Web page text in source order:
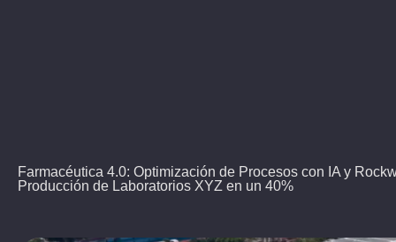
Farmacéutica 4.0: Optimización de Procesos con IA y
Producción de Laboratorios XYZ en un 40%